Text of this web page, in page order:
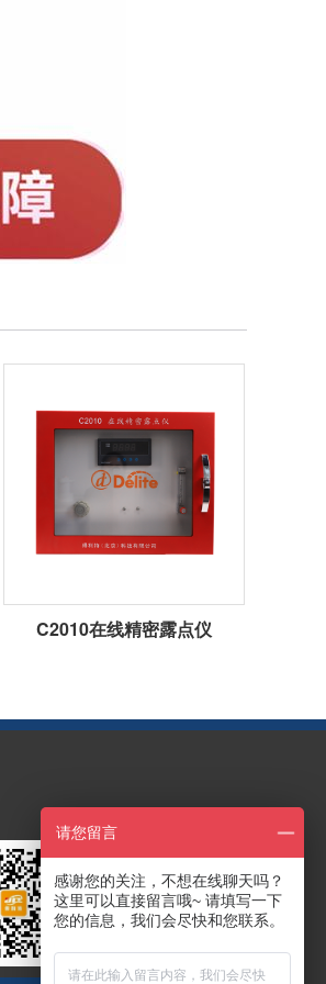
C2010在线精密露点仪
请您留言
感谢您的关注，不想在线聊天吗？
这里可以直接留言哦~ 请填写一下
您的信息，我们会尽快和您联系。